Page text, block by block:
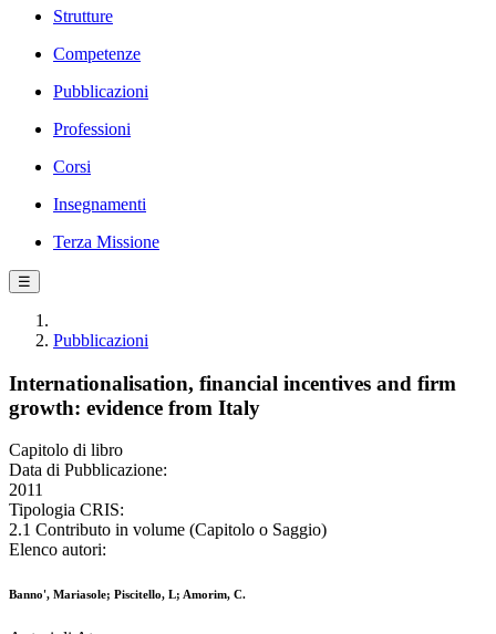
Strutture
Competenze
Pubblicazioni
Professioni
Corsi
Insegnamenti
Terza Missione
☰
Pubblicazioni
Internationalisation, financial incentives and firm
growth: evidence from Italy
Capitolo di libro
Data di Pubblicazione:
2011
Tipologia CRIS:
2.1 Contributo in volume (Capitolo o Saggio)
Elenco autori:
Banno', Mariasole; Piscitello, L; Amorim, C.